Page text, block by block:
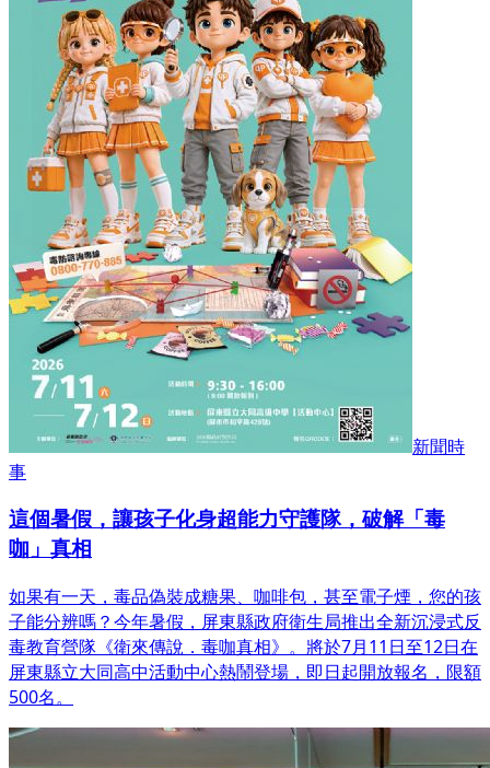
新聞時
事
這個暑假，讓孩子化身超能力守護隊，破解「毒
咖」真相
如果有一天，毒品偽裝成糖果、咖啡包，甚至電子煙，您的孩
子能分辨嗎？今年暑假，屏東縣政府衛生局推出全新沉浸式反
毒教育營隊《衛來傳說．毒咖真相》。將於7月11日至12日在
屏東縣立大同高中活動中心熱鬧登場，即日起開放報名，限額
500名。